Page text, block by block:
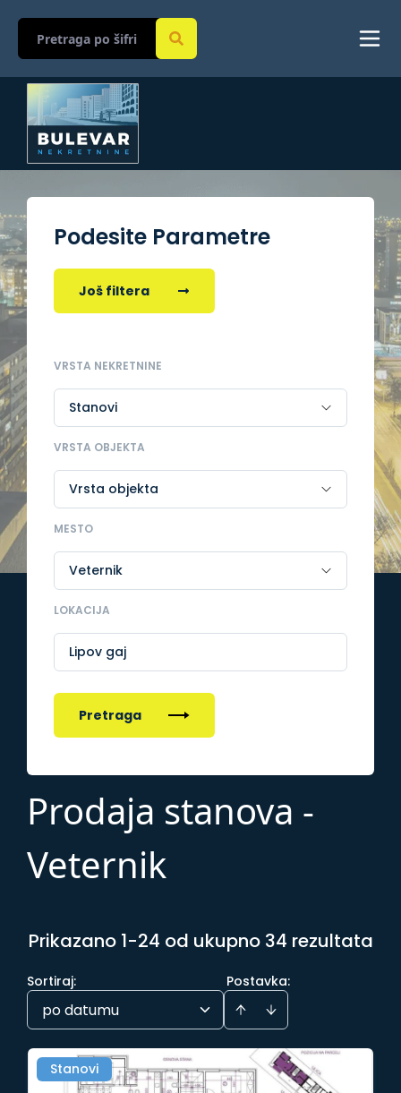
Podesite Parametre
Još filtera
VRSTA NEKRETNINE
VRSTA OBJEKTA
MESTO
LOKACIJA
Lipov gaj
Pretraga
Prodaja stanova -
Veternik
Prikazano 1-24 od ukupno 34 rezultata
Postavka:
Sortiraj:
po datumu
Stanovi